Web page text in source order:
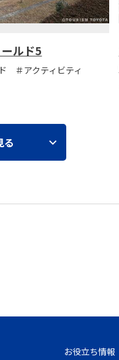
ルド5
＃アクティビティ
る
お役立ち情報